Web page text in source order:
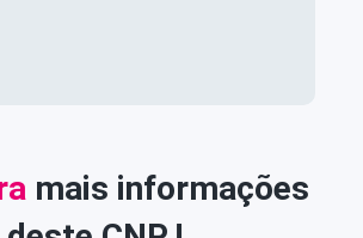
mais informações